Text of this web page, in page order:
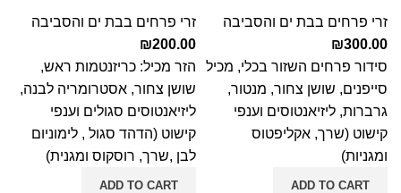
זרי פרחים בבת ים והסביבה
₪300.00
סידור פרחים השזור בכלי, מכיל
סייפנים, שושן צחור, מנטור,
גרברות, ליזיאנטוסים וענפי
קישוט (שרך, אקליפטוס
ומגניות)
ADD TO CART
זרי פרחים בבת ים והסביבה
₪200.00
הזר מכיל: כריזנטמות ראש,
שושן צחור, אסטרומריה לבנה,
ליזיאנטוסים סגולים וענפי
קישוט (הדהד סגול , לימוניום
לבן ,שרך, רוסקוס ומגנית)
ADD TO CART